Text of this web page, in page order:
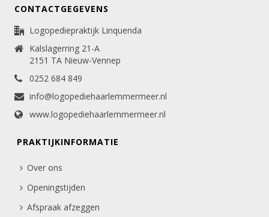
CONTACTGEGEVENS
Logopediepraktijk Linquenda
Kalslagerring 21-A
2151 TA Nieuw-Vennep
0252 684 849
info@logopediehaarlemmermeer.nl
www.logopediehaarlemmermeer.nl
PRAKTIJKINFORMATIE
Over ons
Openingstijden
Afspraak afzeggen